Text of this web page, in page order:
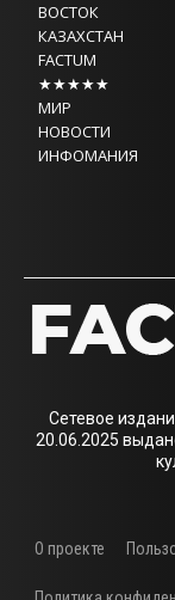
ВОСТОК
КАЗАХСТАН
FACTUM
★★★★★
МИР
НОВОСТИ
ИНФОМАНИЯ
Сетевое
20.06.2025
О проекте